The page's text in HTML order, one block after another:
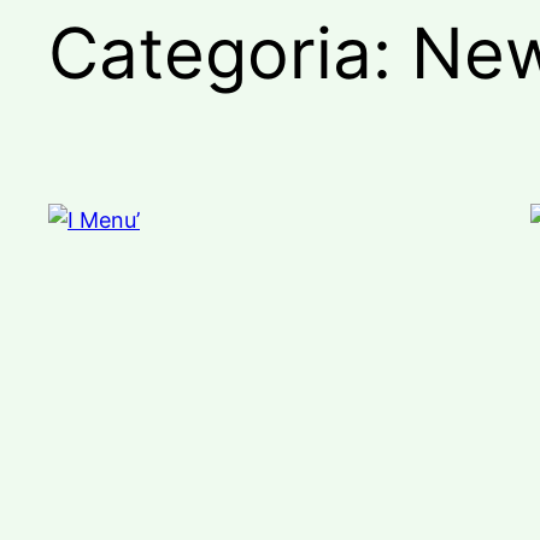
Categoria: